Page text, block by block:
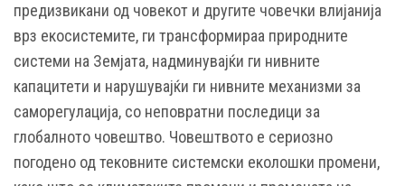
предизвикани од човекот и другите човечки влијанија
врз екосистемите, ги трансформираа природните
системи на Земјата, надминувајќи ги нивните
капацитети и нарушувајќи ги нивните механизми за
саморегулација, со неповратни последици за
глобалното човештво. Човештвото е сериозно
погодено од тековните системски еколошки промени,